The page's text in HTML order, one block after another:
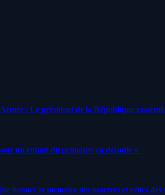
: Le président de la République
un enfant du primaire, ça déroute «
honore la mémoire des martyrs et celles